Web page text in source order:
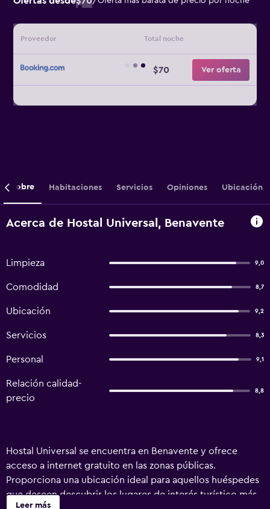
Proveedor Total noche
$70 Ver oferta
Sobre Habitaciones Servicios Opiniones Ubicación
Acerca de Hostal Universal, Benavente
Limpieza 9,0
Comodidad 8,7
Ubicación 9,2
Servicios 8,3
Personal 9,1
Relación calidad-
precio
8,8
Hostal Universal se encuentra en Benavente y ofrece
acceso a internet gratuito en las zonas públicas.
Proporciona una ubicación ideal para aquellos huéspedes
que deseen descubrir los lugares de interés turístico más
Leer más